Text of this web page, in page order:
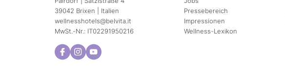
39042 Brixen | Italien
wellnesshotels@belvita.it
MwSt.-Nr.: IT02291950216
Pressebereich
Impressionen
Wellness-Lexikon